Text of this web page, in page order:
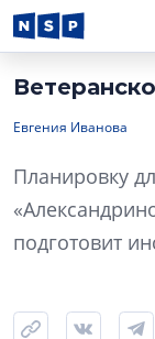
Евгения Иванова
Планировку
подготовит